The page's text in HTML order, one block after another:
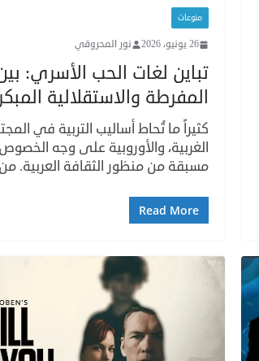
منوعات
26 يونيو، 2026 نور المحروقي
تباين لغات الحب الأسري:
المفرطة والاستقلالية
كثيراً ما تُحاط أساليب التربية في
الغربية، والأوروبية على وجه
مسبقة من منظور الثقافة العربية. من
Read More